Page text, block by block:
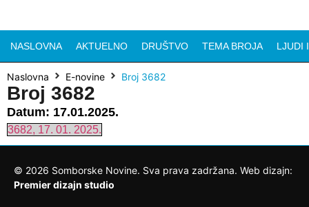
NASLOVNA AKTUELNO DRUŠTVO TEMA BROJA LJUDI
Naslovna E-novine Broj 3682
Broj 3682
Datum: 17.01.2025.
3682, 17. 01. 2025.
© 2026 Somborske Novine. Sva prava zadržana. Web dizajn:
Premier dizajn studio